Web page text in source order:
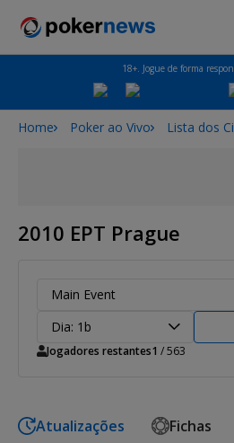
18+. Jogue de forma
Home Poker ao Vivo Lista dos
2010 EPT Prague
Main Event
Dia: 1b
Jogadores restantes1 / 563
Atualizações Fichas